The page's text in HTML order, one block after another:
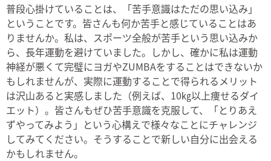
普段心掛けていることは、「苦手意識はただの思い込み」
ということです。皆さんも何か苦手と感じていることはあ
りませんか。私は、スポーツ全般が苦手という思い込みか
ら、長年運動を避けていました。しかし、確かに私は運動
神経が悪くて完璧にヨガやZUMBAをすることはできないか
もしれませんが、実際に運動することで得られるメリット
は沢山あると実感しました（例えば、10㎏以上痩せるダイ
エット）。皆さんもぜひ苦手意識を克服して、「とりあえ
ずやってみよう」という心構えで様々なことにチャレンジ
してみてください。そうすることで新しい自分に出会える
かもしれません。